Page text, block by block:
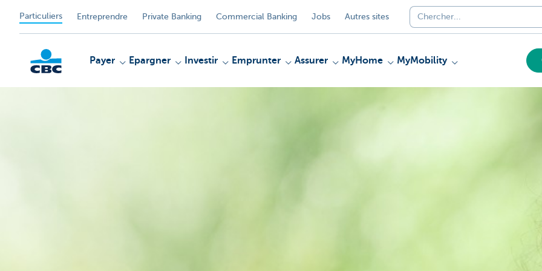
Particuliers Entreprendre Private Banking Commercial Banking Jobs Autres sites
Payer Epargner Investir Emprunter Assurer MyHome MyMobility